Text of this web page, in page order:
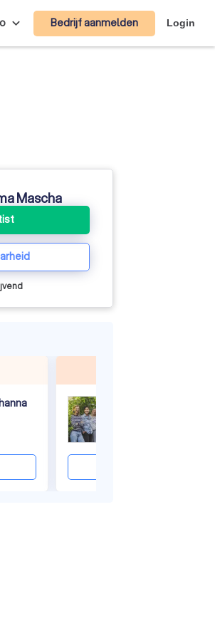
Bedrijf aanmelden Login
Mascha